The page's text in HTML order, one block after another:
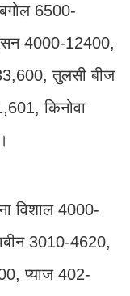
6500-
4000-12400,
तुलसी बीज
किनोवा
विशाल 4000-
3010-4620,
प्याज 402-